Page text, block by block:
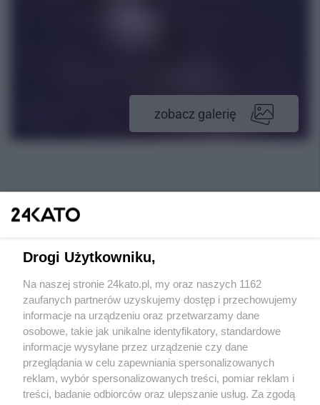
zobacz galerię
Wydawca mediów lokalnych
Nie zapomnij
zapoznać się z:
polityką prywatności regulamin korzystania z portali
Drogi Użytkowniku,
Na naszej stronie 24kato.pl, my oraz naszych 1162
zaufanych partnerów uzyskujemy dostęp i przechowujemy
informacje na urządzeniu oraz przetwarzamy dane
osobowe, takie jak unikalne identyfikatory, standardowe
informacje wysyłane przez urządzenie czy dane
przeglądania w celu zapewniania spersonalizowanych
reklam, wybór spersonalizowanych treści, pomiar reklam i
treści, badanie odbiorców oraz ulepszanie usług. Za zgodą